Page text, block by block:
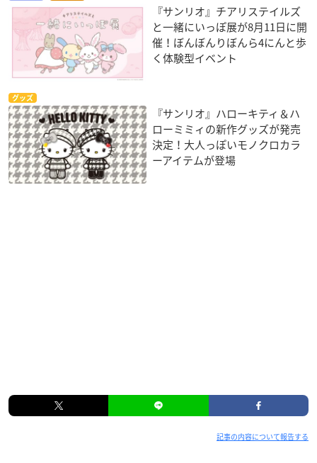
『サンリオ』チアリステイルズ
と一緒にいっぽ展が8月11日に開
催！ぼんぼんりぼんら4にんと歩
く体験型イベント
グッズ
『サンリオ』ハローキティ＆ハ
ローミミィの新作グッズが発売
決定！大人っぽいモノクロカラ
ーアイテムが登場
記事の内容について報告する